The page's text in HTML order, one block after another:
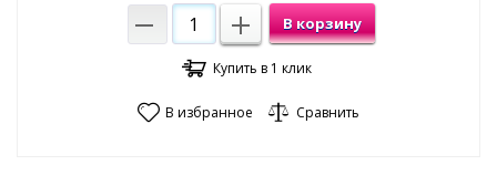
В корзину
Купить в 1 клик
В избранное Сравнить